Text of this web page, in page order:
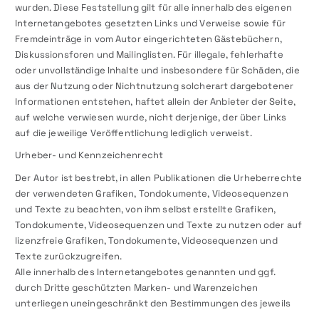
wurden. Diese Feststellung gilt für alle innerhalb des eigenen
Internetangebotes gesetzten Links und Verweise sowie für
Fremdeinträge in vom Autor eingerichteten Gästebüchern,
Diskussionsforen und Mailinglisten. Für illegale, fehlerhafte
oder unvollständige Inhalte und insbesondere für Schäden, die
aus der Nutzung oder Nichtnutzung solcherart dargebotener
Informationen entstehen, haftet allein der Anbieter der Seite,
auf welche verwiesen wurde, nicht derjenige, der über Links
auf die jeweilige Veröffentlichung lediglich verweist.
Urheber- und Kennzeichenrecht
Der Autor ist bestrebt, in allen Publikationen die Urheberrechte
der verwendeten Grafiken, Tondokumente, Videosequenzen
und Texte zu beachten, von ihm selbst erstellte Grafiken,
Tondokumente, Videosequenzen und Texte zu nutzen oder auf
lizenzfreie Grafiken, Tondokumente, Videosequenzen und
Texte zurückzugreifen.
Alle innerhalb des Internetangebotes genannten und ggf.
durch Dritte geschützten Marken- und Warenzeichen
unterliegen uneingeschränkt den Bestimmungen des jeweils